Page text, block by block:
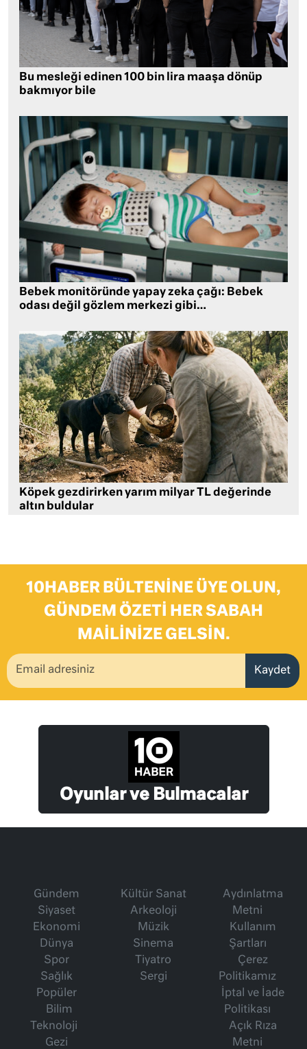
Bu mesleği edinen 100 bin lira maaşa dönüp
bakmıyor bile
Bebek monitöründe yapay zeka çağı: Bebek
odası değil gözlem merkezi gibi…
Köpek gezdirirken yarım milyar TL değerinde
altın buldular
10HABER BÜLTENINE ÜYE OLUN,
GÜNDEM ÖZETI HER SABAH
MAILINIZE GELSIN.
Kaydet
Oyunlar ve Bulmacalar
Gündem
Siyaset
Ekonomi
Dünya
Spor
Sağlık
Popüler
Bilim
Teknoloji
Gezi
Kültür Sanat
Arkeoloji
Müzik
Sinema
Tiyatro
Sergi
Aydınlatma
Metni
Kullanım
Şartları
Çerez
Politikamız
İptal ve İade
Politikası
Açık Rıza
Metni